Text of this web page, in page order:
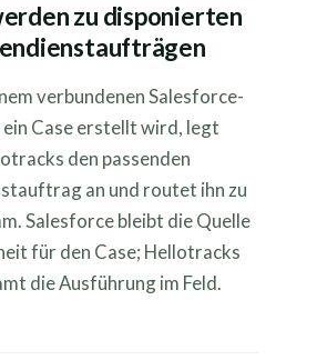
zu disponierten
verbundenen Salesforce-
ein Case erstellt wird, legt
den passenden
an und routet ihn zu
Salesforce bleibt die Quelle
für den Case; Hellotracks
die Ausführung im Feld.